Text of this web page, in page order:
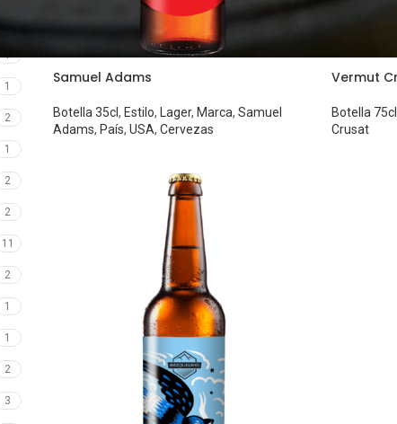
1
1
1
2
1
2
2
11
2
1
1
2
3
Samuel Adams
Botella 35cl, Estilo, Lager, Marca, Samuel
Adams, País, USA, Cervezas
Vermut
Botella 75cl
Crusat